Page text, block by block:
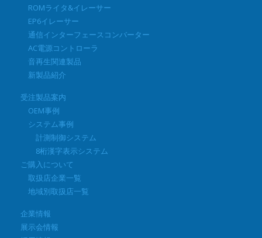
ROMライタ&イレーサー
EP6イレーサー
通信インターフェースコンバーター
AC電源コントローラ
音再生関連製品
新製品紹介
受注製品案内
OEM事例
システム事例
計測制御システム
8桁漢字表示システム
ご購入について
取扱店企業一覧
地域別取扱店一覧
企業情報
展示会情報